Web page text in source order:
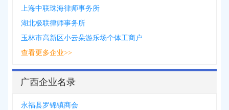
上海中联珠海律师事务所
湖北极联律师事务所
玉林市高新区小云朵游乐场个体工商户
查看更多企业>>
广西企业名录
永福县罗锦镇商会